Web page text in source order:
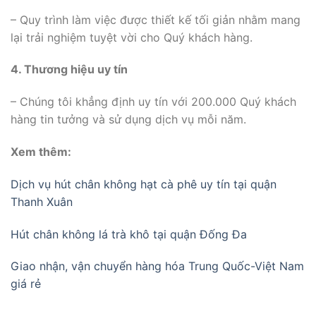
– Quy trình làm việc được thiết kế tối giản nhằm mang
lại trải nghiệm tuyệt vời cho Quý khách hàng.
4. Thương hiệu uy tín
– Chúng tôi khẳng định uy tín với 200.000 Quý khách
hàng tin tưởng và sử dụng dịch vụ mỗi năm.
Xem thêm:
Dịch vụ hút chân không hạt cà phê uy tín tại quận
Thanh Xuân
Hút chân không lá trà khô tại quận Đống Đa
Giao nhận, vận chuyển hàng hóa Trung Quốc-Việt Nam
giá rẻ